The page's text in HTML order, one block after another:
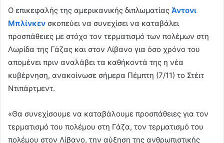
Ο επικεφαλής της αμερικανικής διπλωματίας Άντονι
Μπλίνκεν σκοπεύει να συνεχίσει να καταβάλει
προσπάθειες με στόχο τον τερματισμό των πολέμων στη
Λωρίδα της Γάζας και στον Λίβανο για όσο χρόνο του
απομένει πριν αναλάβει τα καθήκοντά της η νέα
κυβέρνηση, ανακοίνωσε σήμερα Πέμπτη (7/11) το Στέιτ
Ντιπάρτμεντ.
«Θα συνεχίσουμε να καταβάλουμε προσπάθειες για τον
τερματισμό του πολέμου στη Γάζα, τον τερματισμό του
πολέμου στον Λίβανο, την αύξηση της ανθρωπιστικής